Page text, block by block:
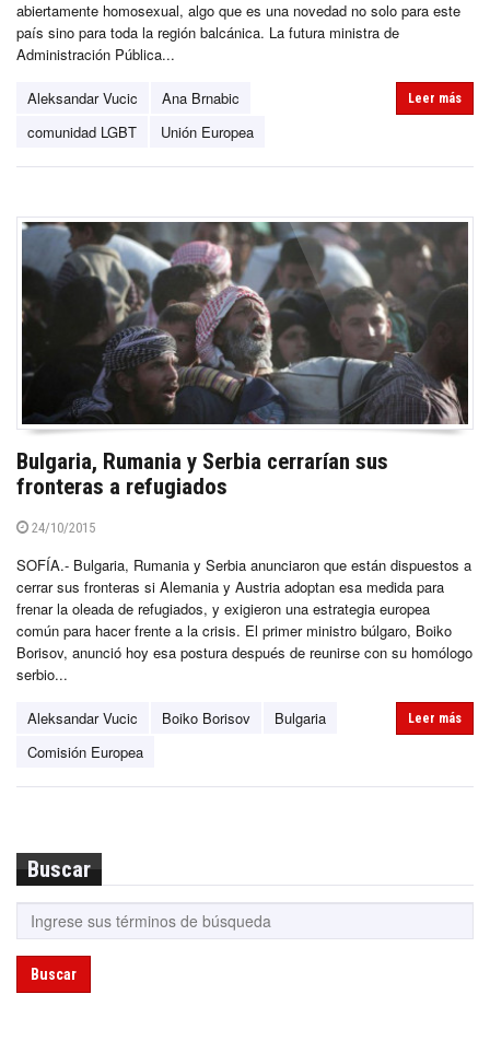
abiertamente homosexual, algo que es una novedad no solo para este
país sino para toda la región balcánica. La futura ministra de
Administración Pública...
Aleksandar Vucic
Ana Brnabic
comunidad LGBT
Unión Europea
Leer más
Bulgaria, Rumania y Serbia cerrarían sus
fronteras a refugiados
24/10/2015
SOFÍA.- Bulgaria, Rumania y Serbia anunciaron que están dispuestos a
cerrar sus fronteras si Alemania y Austria adoptan esa medida para
frenar la oleada de refugiados, y exigieron una estrategia europea
común para hacer frente a la crisis. El primer ministro búlgaro, Boiko
Borisov, anunció hoy esa postura después de reunirse con su homólogo
serbio...
Aleksandar Vucic Boiko Borisov
Bulgaria
Comisión Europea
Leer más
Buscar
Buscar